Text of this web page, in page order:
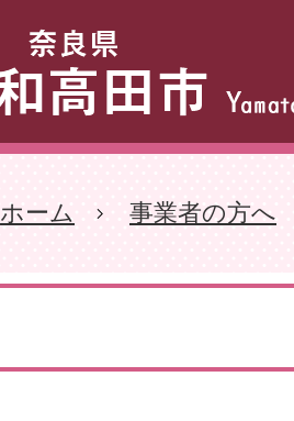
ホーム 事業者の方へ